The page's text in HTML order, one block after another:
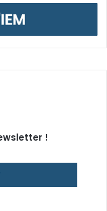
!